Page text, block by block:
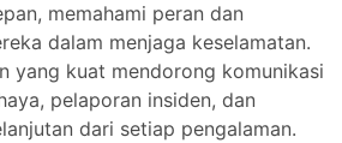
memahami peran dan
dalam menjaga keselamatan.
yang kuat mendorong komunikasi
pelaporan insiden, dan
dari setiap pengalaman.